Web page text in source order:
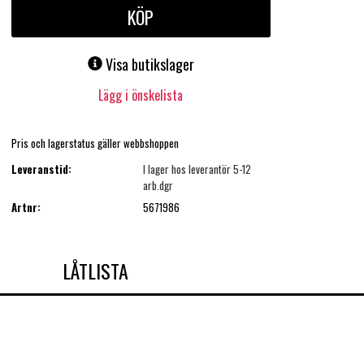
KÖP
Visa butikslager
Lägg i önskelista
Pris och lagerstatus gäller webbshoppen
Leveranstid:
I lager hos leverantör 5-12
arb.dgr
Artnr:
5671986
LÅTLISTA